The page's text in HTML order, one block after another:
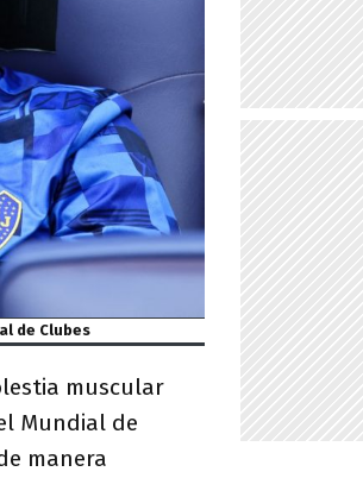
de Clubes
muscular
Mundial de
manera